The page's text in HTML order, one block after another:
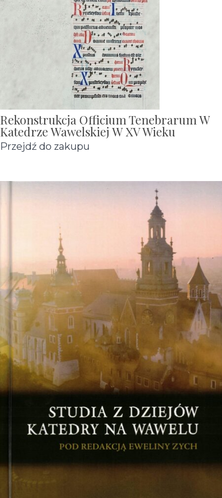
Rekonstrukcja Officium Tenebrarum W
Katedrze Wawelskiej W XV Wieku
Przejdź do zakupu